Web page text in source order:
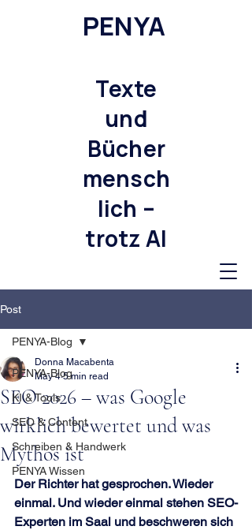
PENYA
Texte
und
Bücher
mensch
lich –
trotz AI
Post
PENYA-Blog
KI & Tools
SEO & Content
Schreiben & Handwerk
PENYA Wissen
PENYA-Blog
SEO 2026 – was Google
wirklich bewertet und was
Mythos ist
Donna Macabenta
May 4 5 min read
Der Richter hat gesprochen. Wieder
einmal. Und wieder einmal stehen SEO-
Experten im Saal und beschweren sich